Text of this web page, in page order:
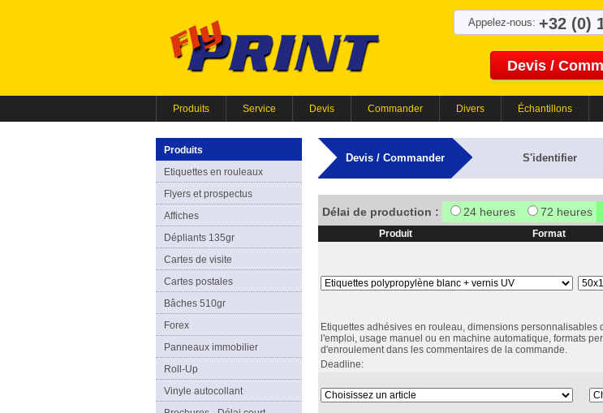
Appelez-nous: +32 (0)
Devis /
Produits Service Devis Commander Divers Échantillons
Produits
Etiquettes en rouleaux
Flyers et prospectus
Affiches
Dépliants 135gr
Cartes de visite
Cartes postales
Bâches 510gr
Forex
Panneaux immobilier
Roll-Up
Vinyle autocollant
Devis / Commander S'identifier
Délai de production : 24 heures 72 heures
Produit Format
Etiquettes adhésives en rouleau, dimensions
l'emploi, usage manuel ou en machine automatique, formats
d'enroulement dans les commentaires de la commande.
Deadline: